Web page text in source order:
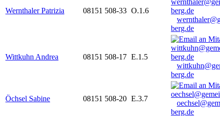
Wernthaler Patrizia 08151 508-33 O.1.6
berg.de
Wittkuhn Andrea 08151 508-17 E.1.5
berg.de
Öchsel Sabine 08151 508-20 E.3.7
berg.de